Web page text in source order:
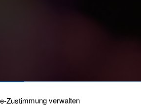
Zustimmung verwalten